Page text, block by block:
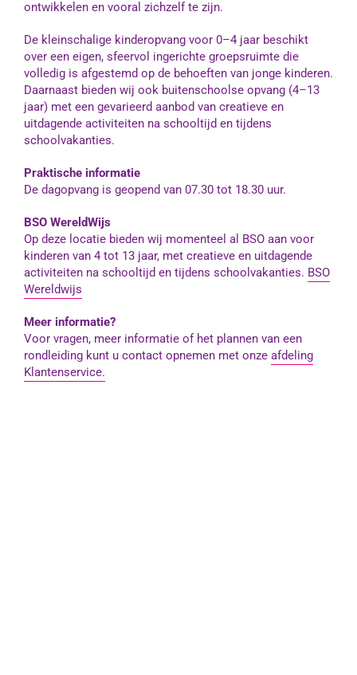
ontwikkelen en vooral zichzelf te zijn.
De kleinschalige kinderopvang voor 0–4 jaar beschikt
over een eigen, sfeervol ingerichte groepsruimte die
volledig is afgestemd op de behoeften van jonge kinderen.
Daarnaast bieden wij ook buitenschoolse opvang (4–13
jaar) met een gevarieerd aanbod van creatieve en
uitdagende activiteiten na schooltijd en tijdens
schoolvakanties.
Praktische informatie
De dagopvang is geopend van 07.30 tot 18.30 uur.
BSO WereldWijs
Op deze locatie bieden wij momenteel al BSO aan voor
kinderen van 4 tot 13 jaar, met creatieve en uitdagende
activiteiten na schooltijd en tijdens schoolvakanties. BSO
Wereldwijs
Meer informatie?
Voor vragen, meer informatie of het plannen van een
rondleiding kunt u contact opnemen met onze afdeling
Klantenservice.